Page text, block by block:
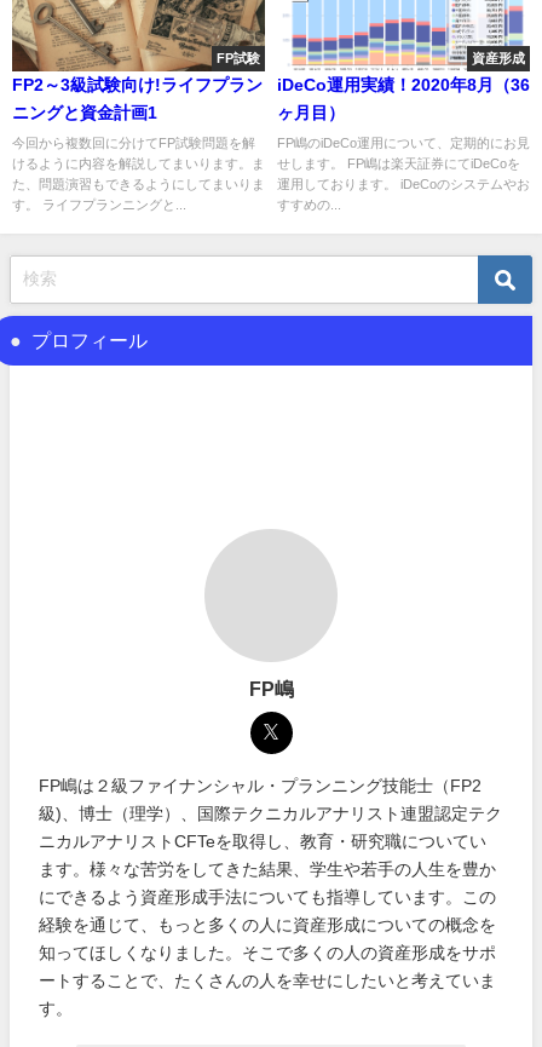
FP試験
FP2～3級試験向け!ライフプラン
ニングと資金計画1
今回から複数回に分けてFP試験問題を解
けるように内容を解説してまいります。ま
た、問題演習もできるようにしてまいりま
す。 ライフプランニングと...
資産形成
iDeCo運用実績！2020年8月（36
ヶ月目）
FP嶋のiDeCo運用について、定期的にお見
せします。 FP嶋は楽天証券にてiDeCoを
運用しております。 iDeCoのシステムやお
すすめの...
プロフィール
FP嶋
FP嶋は２級ファイナンシャル・プランニング技能士（FP2
級)、博士（理学）、国際テクニカルアナリスト連盟認定テク
ニカルアナリストCFTeを取得し、教育・研究職についてい
ます。様々な苦労をしてきた結果、学生や若手の人生を豊か
にできるよう資産形成手法についても指導しています。この
経験を通じて、もっと多くの人に資産形成についての概念を
知ってほしくなりました。そこで多くの人の資産形成をサポ
ートすることで、たくさんの人を幸せにしたいと考えていま
す。